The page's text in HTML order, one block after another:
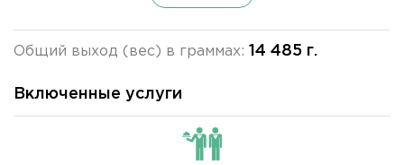
Общий выход (вес) в граммах: 14 485 г.
Включенные услуги